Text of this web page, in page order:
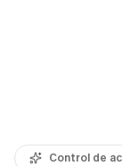
Control de